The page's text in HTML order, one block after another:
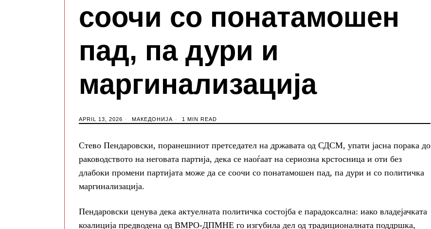
соочи со понатамошен
пад, па дури и
маргинализација
APRIL 13, 2026 МАКЕДОНИЈА 1 MIN READ
Стево Пендаровски, поранешниот претседател на државата од СДСМ, упати јасна порака до
раководството на неговата партија, дека се наоѓаат на сериозна крстосница и оти без
длабоки промени партијата може да се соочи со понатамошен пад, па дури и со политичка
маргинализација.
Пендаровски ценува дека актуелната политичка состојба е парадоксална: иако владејачката
коалиција предводена од ВМРО-ДПМНЕ го изгубила дел од традиционалната поддршка,